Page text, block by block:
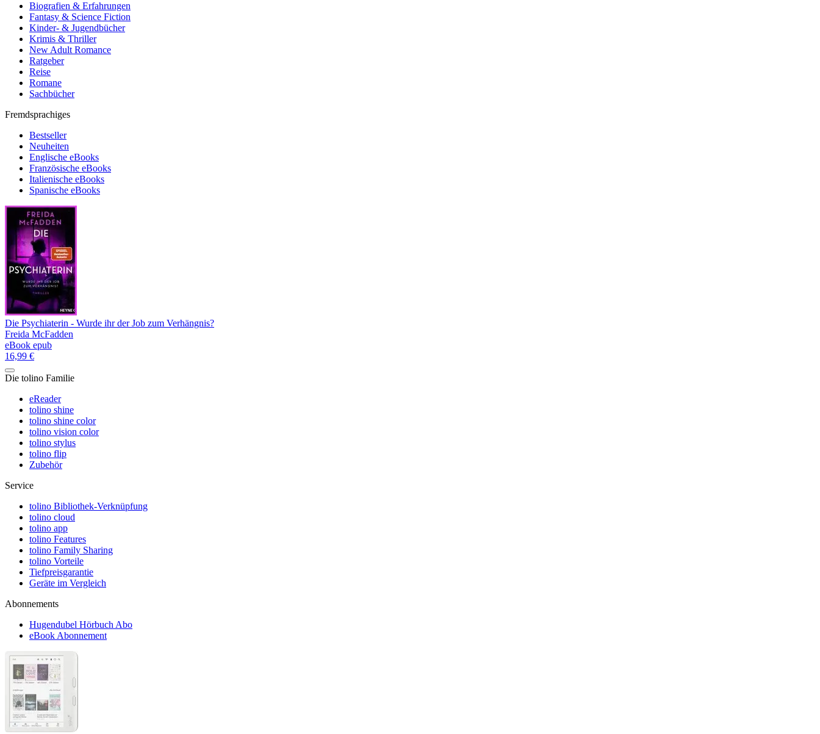
Biografien & Erfahrungen
Fantasy & Science Fiction
Kinder- & Jugendbücher
Krimis & Thriller
New Adult Romance
Ratgeber
Reise
Romane
Sachbücher
Fremdsprachiges
Bestseller
Neuheiten
Englische eBooks
Französische eBooks
Italienische eBooks
Spanische eBooks
Die Psychiaterin - Wurde ihr der Job zum Verhängnis?
Freida McFadden
eBook epub
16,99 €
Die tolino Familie
eReader
tolino shine
tolino shine color
tolino vision color
tolino stylus
tolino flip
Zubehör
Service
tolino Bibliothek-Verknüpfung
tolino cloud
tolino app
tolino Features
tolino Family Sharing
tolino Vorteile
Tiefpreisgarantie
Geräte im Vergleich
Abonnements
Hugendubel Hörbuch Abo
eBook Abonnement